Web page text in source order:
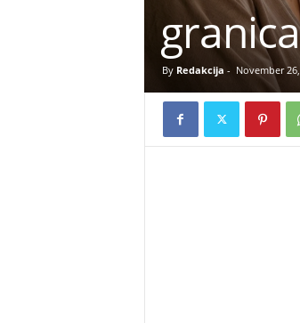
By Redakcija - November